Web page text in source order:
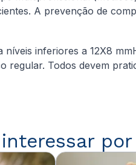
A prevenção de
inferiores a 12X8
regular. Todos devem
por